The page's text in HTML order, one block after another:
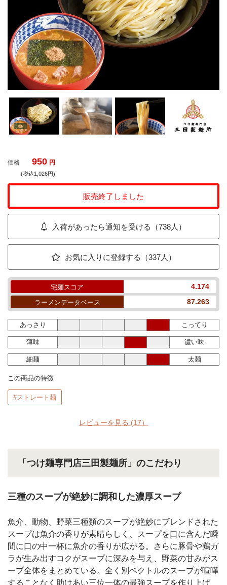
価格 950 円
(税込1,026円)
販売終了しました
入荷があったら通知を受ける（738人）
お気に入りに登録する（337人）
宅麺スコア 4.174
ラーメンデータベース 87.263
あっさり こってり
薄味 濃い味
細麺 太麺
この商品の特徴
#ストレート麺
レビューを見る (17）
「つけ麺専門店三田製麺所」のこだわり
三種のスープが絶妙に調和した濃厚スープ
魚介、動物、野菜三種類のスープが絶妙にブレンドされた
スープは魚介の香りが素晴らしく、スープを口に含んだ瞬
間に口の中一杯に魚介の香りが広がる。さらに豚骨や鶏ガ
ラが生み出すコクがスープに深みを与え、野菜の甘みがス
ープ全体をまとめている。全く別ベクトルのスープが喧嘩
することなく助けあい三位一体の最強スープを作り上げ